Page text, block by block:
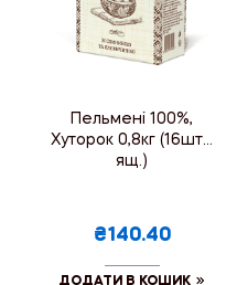
Пельмені 100%,
Хуторок 0,8кг (16шт./
ящ.)
₴140.40
ДОДАТИ В КОШИК